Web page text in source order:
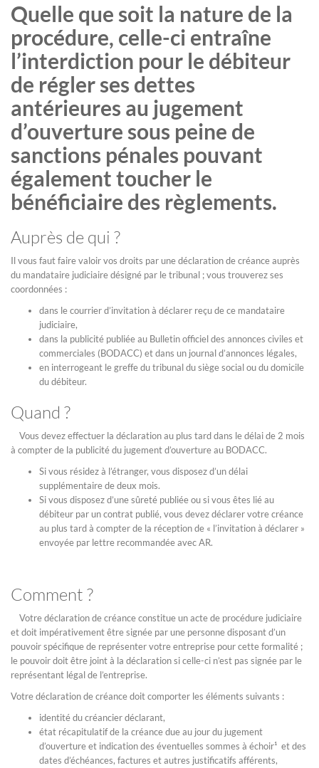
Quelle que soit la nature de la
procédure, celle-ci entraîne
l’interdiction pour le débiteur
de régler ses dettes
antérieures au jugement
d’ouverture sous peine de
sanctions pénales pouvant
également toucher le
bénéficiaire des règlements.
Auprès de qui ?
Il vous faut faire valoir vos droits par une déclaration de créance auprès
du mandataire judiciaire désigné par le tribunal ; vous trouverez ses
coordonnées :
dans le courrier d’invitation à déclarer reçu de ce mandataire
judiciaire,
dans la publicité publiée au Bulletin officiel des annonces civiles et
commerciales (BODACC) et dans un journal d’annonces légales,
en interrogeant le greffe du tribunal du siège social ou du domicile
du débiteur.
Quand ?
Vous devez effectuer la déclaration au plus tard dans le délai de 2 mois
à compter de la publicité du jugement d’ouverture au BODACC.
Si vous résidez à l’étranger, vous disposez d’un délai
supplémentaire de deux mois.
Si vous disposez d’une sûreté publiée ou si vous êtes lié au
débiteur par un contrat publié, vous devez déclarer votre créance
au plus tard à compter de la réception de « l’invitation à déclarer »
envoyée par lettre recommandée avec AR.
Comment ?
Votre déclaration de créance constitue un acte de procédure judiciaire
et doit impérativement être signée par une personne disposant d’un
pouvoir spécifique de représenter votre entreprise pour cette formalité ;
le pouvoir doit être joint à la déclaration si celle-ci n’est pas signée par le
représentant légal de l’entreprise.
Votre déclaration de créance doit comporter les éléments suivants :
identité du créancier déclarant,
état récapitulatif de la créance due au jour du jugement
d’ouverture et indication des éventuelles sommes à échoir¹ et des
dates d’échéances, factures et autres justificatifs afférents,